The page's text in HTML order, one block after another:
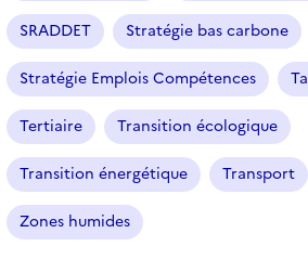
SRADDET Stratégie bas carbone
Stratégie Emplois Compétences
Tertiaire Transition écologique
Transition énergétique Transport
Zones humides